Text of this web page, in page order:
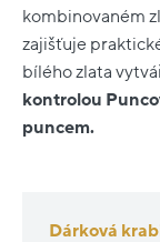
kombinovaném
zajišťuje
bílého zlata
kontrolou
puncem.
Dárková